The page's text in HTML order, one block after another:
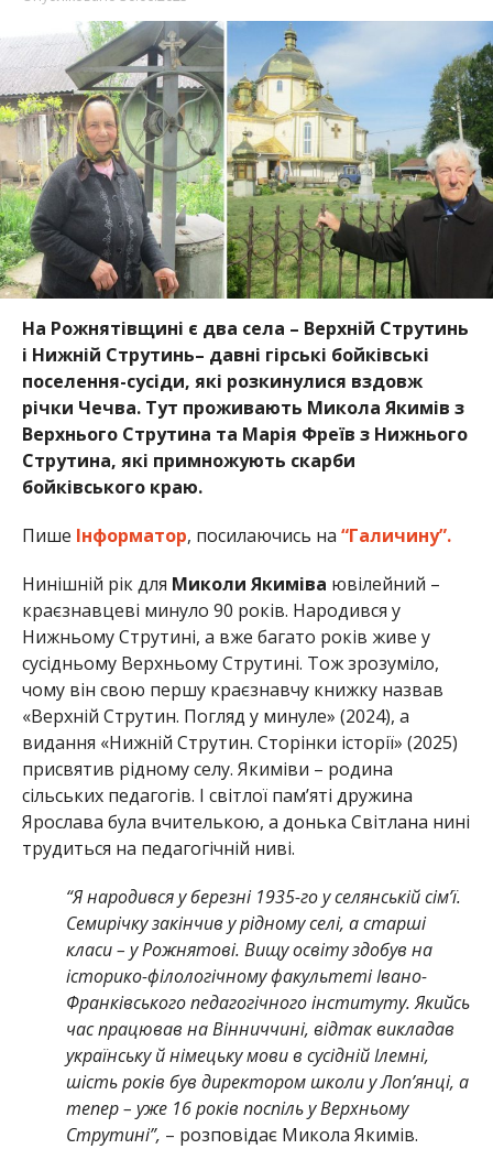
На Рожнятівщині є два села – Верхній Струтинь
і Нижній Струтинь– давні гірські бойківські
поселення-сусіди, які розкинулися вздовж
річки Чечва. Тут проживають Микола Якимів з
Верхнього Струтина та Марія Фреїв з Нижнього
Струтина, які примножують скарби
бойківського краю.
Пише Інформатор, посилаючись на “Галичину”.
Нинішній рік для Миколи Якиміва ювілейний –
краєзнавцеві минуло 90 років. Народився у
Нижньому Струтині, а вже багато років живе у
сусідньому Верхньому Струтині. Тож зрозуміло,
чому він свою першу краєзнавчу книжку назвав
«Верхній Струтин. Погляд у минуле» (2024), а
видання «Нижній Струтин. Сторінки історії» (2025)
присвятив рідному селу. Якиміви – родина
сільських педагогів. І світлої пам’яті дружина
Ярослава була вчителькою, а донька Світлана нині
трудиться на педагогічній ниві.
“Я народився у березні 1935-го у селянській сім’ї.
Семирічку закінчив у рідному селі, а старші
класи – у Рожнятові. Вищу освіту здобув на
історико-філологічному факультеті Івано-
Франківського педагогічного інституту. Якийсь
час працював на Вінниччині, відтак викладав
українську й німецьку мови в сусідній Ілемні,
шість років був директором школи у Лоп’янці, а
тепер – уже 16 років поспіль у Верхньому
Струтині”, – розповідає Микола Якимів.